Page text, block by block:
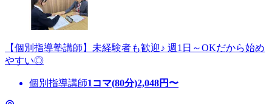
【個別指導塾講師】未経験者も歓迎♪ 週1日～OKだから始め
やすい◎
個別指導講師1コマ(80分)2,048円〜